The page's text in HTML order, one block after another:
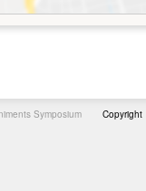
Symposium
Copyright